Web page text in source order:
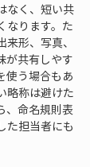
なく、短い共
なります。た
形、写真、
が共有しやす
使う場合もあ
略称は避けた
、命名規則表
た担当者にも